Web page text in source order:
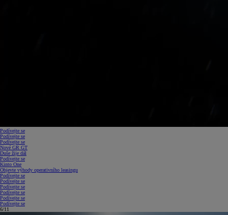
Podívejte se
Podívejte se
Podívejte se
Nové GR GT
Duše žije dál
Podívejte se
Kinto One
Objevte výhody operativního leasingu
Podívejte se
Podívejte se
Podívejte se
Podívejte se
Podívejte se
Podívejte se
7/11